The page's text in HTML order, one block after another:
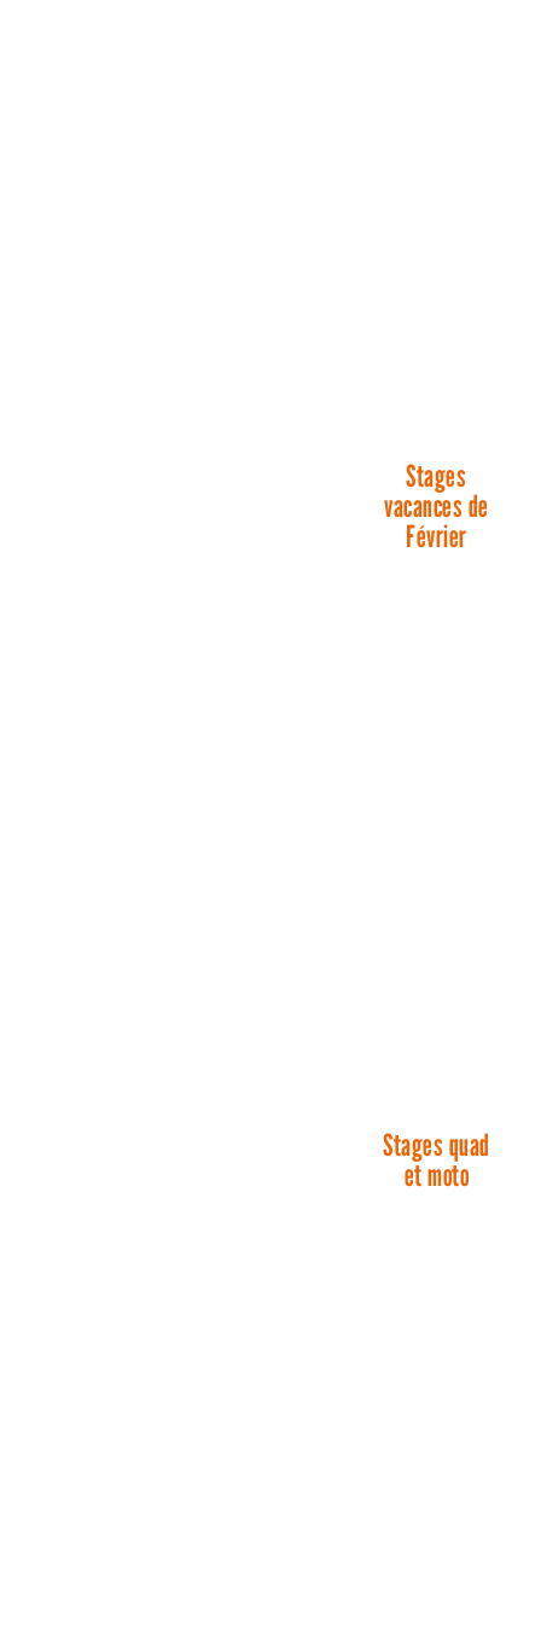
Stages
vacances de
Février
Stages quad
et moto